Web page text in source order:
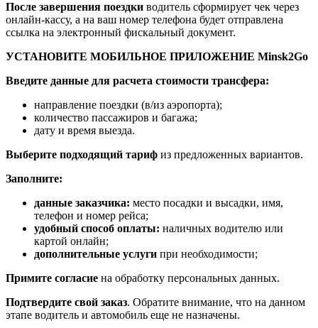
После завершения поездки водитель сформирует чек через
онлайн-кассу, а на ваш номер телефона будет отправлена
ссылка на электронный фискальный документ.
УСТАНОВИТЕ МОБИЛЬНОЕ ПРИЛОЖЕНИЕ Minsk2Go
Введите данные для расчета стоимости трансфера:
направление поездки (в/из аэропорта);
количество пассажиров и багажа;
дату и время выезда.
Выберите подходящий тариф из предложенных вариантов.
Заполните:
данные заказчика: место посадки и высадки, имя,
телефон и номер рейса;
удобный способ оплаты: наличных водителю или
картой онлайн;
дополнительные услуги при необходимости;
Примите согласие на обработку персональных данных.
Подтвердите свой заказ. Обратите внимание, что на данном
этапе водитель и автомобиль еще не назначены.